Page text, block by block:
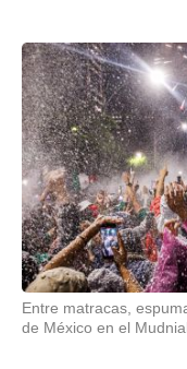
Entre matracas,
de México en el